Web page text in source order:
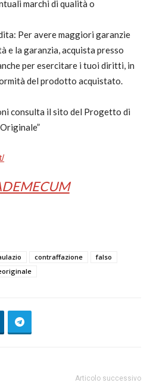
marchi di qualità o
Per avere maggiori garanzie
e la garanzia, acquista presso
per esercitare i tuoi diritti, in
del prodotto acquistato.
consulta il sito del Progetto di
contraffazione
falso
Articolo successivo